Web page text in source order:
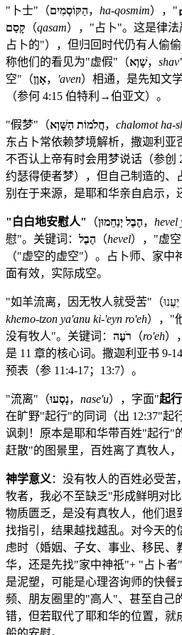
"卜士"（הַקּוֹסְמִים， ha-qosmim），"
קָסַם （qasam），"占卜"。这是律法
占卜的"），但归回时代仍有人偷
称他们的看见为"虚假"（שָׁוְא， shav'
空"（אָוֶן， 'aven）相通，是先知文
（参何 4:15 伯特利→伯亚文）。
"假梦"（חֲלֹמוֹת הַשָּׁוְא， chalomot ha-
东占卜常依赖梦境解析，撒迦利亚
不否认上帝有时会用梦说话（参创
约瑟得使者梦），但自己制造的、
别在于来源，是耶和华亲自启示，
"白白地安慰人" （הֶבֶל יְנַחֵמוּן， hevel
慰"。关键词： הֶבֶל （hevel），"虚
（"虚空的虚空"）。占卜师、家中
面有效，实际成空。
khemo-tzon ya'anu ki-'eyn ro'eh），"
没有牧人"。关键词： רֹעֶה （ro'eh）
是 11 章的核心词。撒迦利亚书 9-
预表（参 11:4-17；13:7）。
"流离"（נָסְעוּ， nase'u），字面"起
在旷野"起行"的同词（出 12:37"起
讽刺！原本是耶和华带百姓"起行"
赶散"的图景里，百姓离了真牧人，
神学意义 ：没有牧人的百姓必受苦
牧者，我必不至缺乏"形成鲜明对
物质匮乏，是没有真牧人，他们退
找指引，结果越找越乱。对今天的
虑时（婚姻、子女、事业、移民、
华，还是先找"家中神祇"+ "占卜
是泥塑，可能是心理咨询师的快餐
频、朋友圈里的"高人"、甚至自己
错，但若取代了耶和华的位置，